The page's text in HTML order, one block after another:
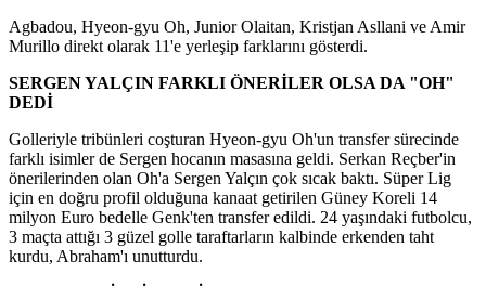
Agbadou, Hyeon-gyu Oh, Junior Olaitan, Kristjan Asllani ve Amir
Murillo direkt olarak 11'e yerleşip farklarını gösterdi.
SERGEN YALÇIN FARKLI ÖNERİLER OLSA DA "OH"
DEDİ
Golleriyle tribünleri coşturan Hyeon-gyu Oh'un transfer sürecinde
farklı isimler de Sergen hocanın masasına geldi. Serkan Reçber'in
önerilerinden olan Oh'a Sergen Yalçın çok sıcak baktı. Süper Lig
için en doğru profil olduğuna kanaat getirilen Güney Koreli 14
milyon Euro bedelle Genk'ten transfer edildi. 24 yaşındaki futbolcu,
3 maçta attığı 3 güzel golle taraftarların kalbinde erkenden taht
kurdu, Abraham'ı unutturdu.